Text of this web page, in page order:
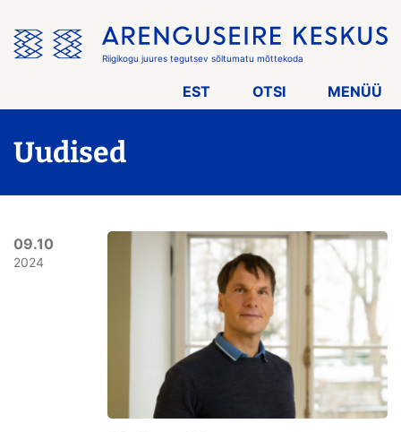
menüü
vahele
Riigikogu juures tegutsev sõltumatu mõttekoda
EST OTSI MENÜÜ
Uudised
09.10
2024